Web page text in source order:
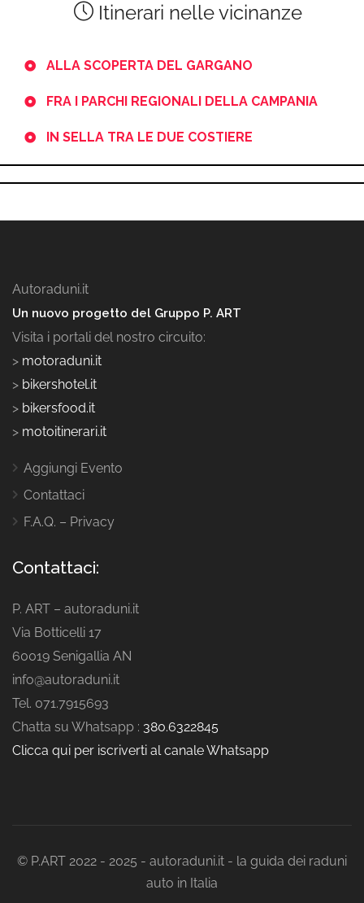
Itinerari nelle vicinanze
ALLA SCOPERTA DEL GARGANO
FRA I PARCHI REGIONALI DELLA CAMPANIA
IN SELLA TRA LE DUE COSTIERE
Autoraduni.it
Un nuovo progetto del Gruppo P. ART
Visita i portali del nostro circuito:
> motoraduni.it
> bikershotel.it
> bikersfood.it
> motoitinerari.it
Aggiungi Evento
Contattaci
F.A.Q. – Privacy
Contattaci:
P. ART – autoraduni.it
Via Botticelli 17
60019 Senigallia AN
info@autoraduni.it
Tel. 071.7915693
Chatta su Whatsapp : 380.6322845
Clicca qui per iscriverti al canale Whatsapp
© P.ART 2022 - 2025 - autoraduni.it - la guida dei raduni
auto in Italia